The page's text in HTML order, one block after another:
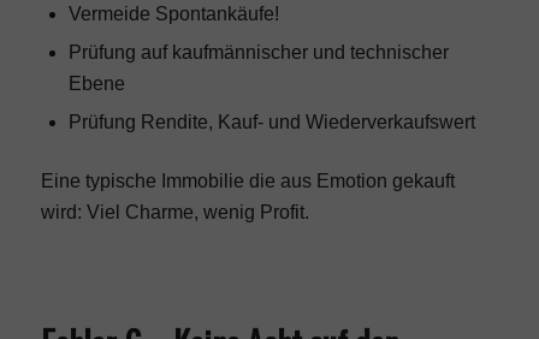
Vermeide Spontankäufe!
Prüfung auf kaufmännischer und technischer
Ebene
Prüfung Rendite, Kauf- und Wiederverkaufswert
Eine typische Immobilie die aus Emotion gekauft
wird: Viel Charme, wenig Profit.